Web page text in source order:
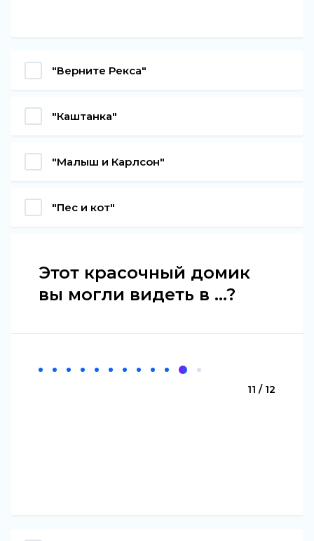
"Верните Рекса"
"Каштанка"
"Малыш и Карлсон"
"Пес и кот"
Этот красочный домик
вы могли видеть в ...?
11 / 12